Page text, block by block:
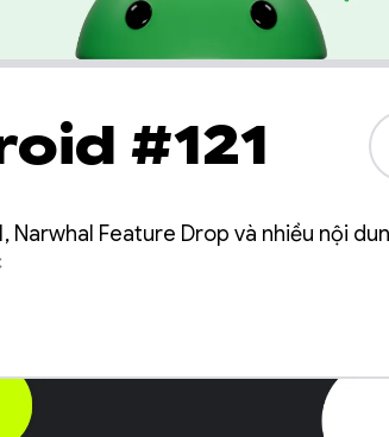
#121
Narwhal Feature Drop và nhiều nội